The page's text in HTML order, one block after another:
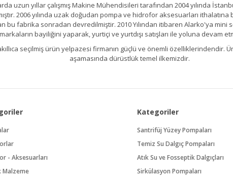
Gönder
uzun yıllar çalışmış Makine Mühendisileri tarafından 2004 yılında
2006 yılında uzak doğudan pompa ve hidrofor aksesuarları ithalatına
bu fabrika sonradan devredilmiştir. 2010 Yılından itibaren Alarko'ya
markaların bayiliğini yaparak, yurtiçi ve yurtdışı satışları ile yoluna devam
seçilmiş ürün yelpazesi firmanın güçlü ve önemli
aşamasında dürüstlük temel ilkemizdir.
- Aksesuarları
Malzeme
Kategoriler
Santrifüj Yüzey Pompaları
Temiz Su Dalgıç Pompaları
Atık Su ve Fosseptik Dalgıçları
Sirkülasyon Pompaları